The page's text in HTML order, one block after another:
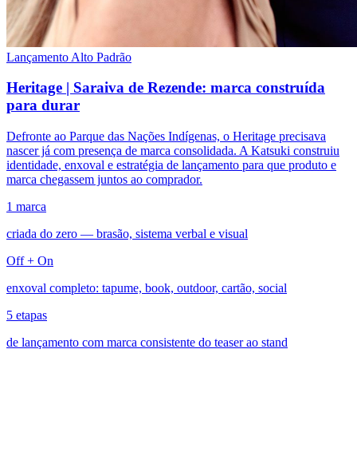
Lançamento Alto Padrão
Heritage | Saraiva de Rezende: marca construída
para durar
Defronte ao Parque das Nações Indígenas, o Heritage precisava
nascer já com presença de marca consolidada. A Katsuki construiu
identidade, enxoval e estratégia de lançamento para que produto e
marca chegassem juntos ao comprador.
1 marca
criada do zero — brasão, sistema verbal e visual
Off + On
enxoval completo: tapume, book, outdoor, cartão, social
5 etapas
de lançamento com marca consistente do teaser ao stand